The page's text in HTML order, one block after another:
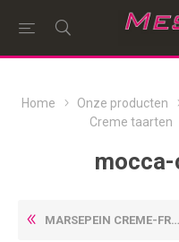
Home Onze producten
Creme taarten
MARSEPEIN CREME-FRUIT TAART